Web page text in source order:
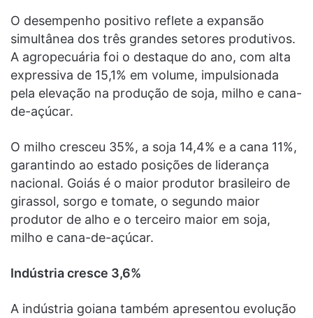
O desempenho positivo reflete a expansão
simultânea dos três grandes setores produtivos.
A agropecuária foi o destaque do ano, com alta
expressiva de 15,1% em volume, impulsionada
pela elevação na produção de soja, milho e cana-
de-açúcar.
O milho cresceu 35%, a soja 14,4% e a cana 11%,
garantindo ao estado posições de liderança
nacional. Goiás é o maior produtor brasileiro de
girassol, sorgo e tomate, o segundo maior
produtor de alho e o terceiro maior em soja,
milho e cana-de-açúcar.
Indústria cresce 3,6%
A indústria goiana também apresentou evolução